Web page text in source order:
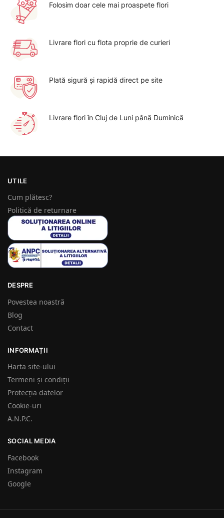
Folosim doar cele mai proaspete flori
Livrare flori cu flota proprie de curieri
Plată sigură şi rapidă direct pe site
Livrare flori în Cluj de Luni până Duminică
UTILE
Cum plătesc?
Politică de returnare
DESPRE
Povestea noastră
Blog
Contact
INFORMAȚII
Harta site-ului
Termeni și condiții
Protecția datelor
Cookie-uri
A.N.P.C.
SOCIAL MEDIA
Facebook
Instagram
Google